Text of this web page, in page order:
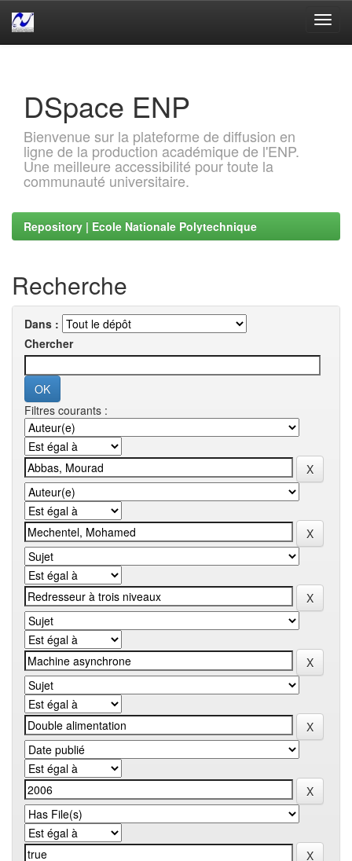
DSpace ENP
Bienvenue sur la plateforme de diffusion en
ligne de la production académique de l'ENP.
Une meilleure accessibilité pour toute la
communauté universitaire.
Repository | Ecole Nationale Polytechnique
Recherche
Dans :
Chercher
Filtres courants :